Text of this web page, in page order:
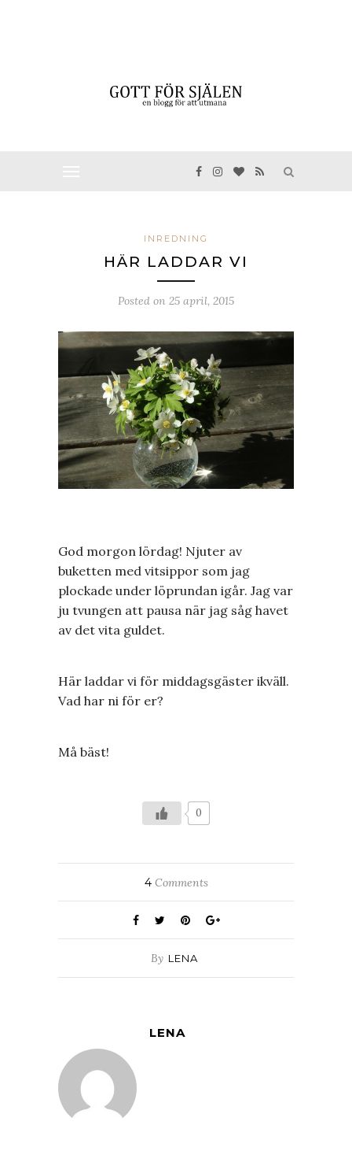
INREDNING
HÄR LADDAR VI
Posted on 25 april, 2015
God morgon lördag! Njuter av
buketten med vitsippor som jag
plockade under löprundan igår. Jag var
ju tvungen att pausa när jag såg havet
av det vita guldet.
Här laddar vi för middagsgäster ikväll.
Vad har ni för er?
Må bäst!
0
4Comments
By LENA
LENA